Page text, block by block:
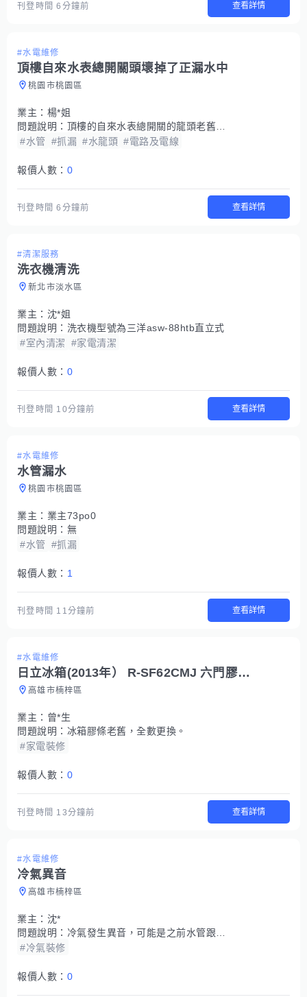
刊登時間6分鐘前 查看詳情
#水電維修
頂樓自來水表總開關頭壞掉了正漏水中
桃園市桃園區
業主： 楊*姐
問題說明： 頂樓的自來水表總開關的龍頭老舊壞掉了，關不了..也正漏水中
#水管 #抓漏 #水龍頭 #電路及電線
報價人數： 0
刊登時間6分鐘前 查看詳情
#清潔服務
洗衣機清洗
新北市淡水區
業主： 沈*姐
問題說明： 洗衣機型號為三洋asw-88htb直立式
#室內清潔
#家電清潔
報價人數： 0
刊登時間 10分鐘前 查看詳情
#水電維修
水管漏水
桃園市桃園區
業主： 業主73po0
問題說明： 無
#水管 #抓漏
報價人數： 1
刊登時間 11分鐘前 查看詳情
#水電維修
日立冰箱(2013年） R-SF62CMJ 六門膠條更換
高雄市楠梓區
業主： 曾*生
問題說明： 冰箱膠條老舊，全數更換。
#家電裝修
報價人數： 0
刊登時間 13分鐘前 查看詳情
#水電維修
冷氣異音
高雄市楠梓區
業主： 沈*
問題說明： 冷氣發生異音，可能是之前水管跟室外機的接口鬆掉
#冷氣裝修
報價人數： 0